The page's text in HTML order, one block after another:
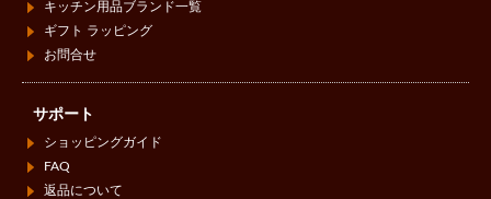
キッチン用品ブランド一覧
ギフト ラッピング
お問合せ
サポート
ショッピングガイド
FAQ
返品について